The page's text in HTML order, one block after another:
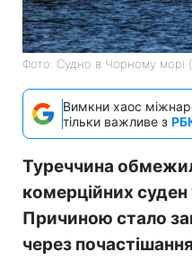
Фото: Судно в Чорному морі
Вимкни хаос
тільки важливе з
Туреччина
комерційних
Причиною стало
через